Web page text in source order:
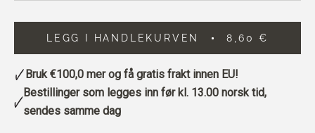
LEGG I HANDLEKURVEN 8,60 €
Bruk€100,0 mer og få gratis frakt innen EU!
Bestillinger som legges inn før kl. 13.00 norsk tid,
sendes samme dag